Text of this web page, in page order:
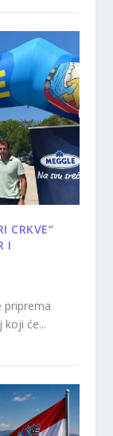
CRKVE“
I
priprema
će...